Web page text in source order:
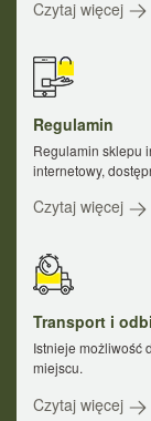
Czytaj więcej
Regulamin
Regulamin sklepu
internetowy,
Czytaj więcej
Transport i
Istnieje możliwość
miejscu.
Czytaj więcej